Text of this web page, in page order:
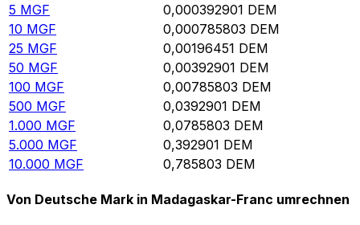
5 MGF 0,000392901 DEM
10 MGF 0,000785803 DEM
25 MGF 0,00196451 DEM
50 MGF 0,00392901 DEM
100 MGF 0,00785803 DEM
500 MGF 0,0392901 DEM
1.000 MGF 0,0785803 DEM
5.000 MGF 0,392901 DEM
10.000 MGF 0,785803 DEM
Von Deutsche Mark in Madagaskar-Franc umrechnen